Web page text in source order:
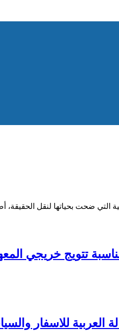
ضحت بحياتها لنقل الحقيقة،
تتويج خريجي
العربية للاسفار